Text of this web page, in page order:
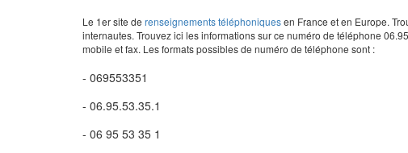
Le 1er site de renseignements téléphoniquesen France et en Europe.
internautes. Trouvez ici les informations sur ce numéro de téléphone
mobile et fax. Les formats possibles de numéro de téléphone sont :
- 069553351
- 06.95.53.35.1
- 06 95 53 35 1